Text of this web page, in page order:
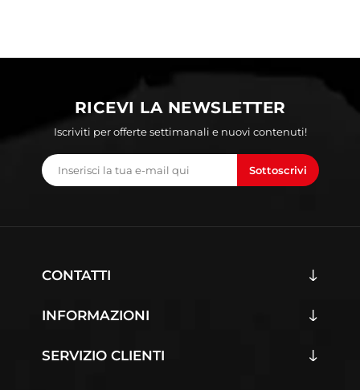
RICEVI LA NEWSLETTER
Iscriviti per offerte settimanali e nuovi contenuti!
Sottoscrivi
CONTATTI
INFORMAZIONI
SERVIZIO CLIENTI